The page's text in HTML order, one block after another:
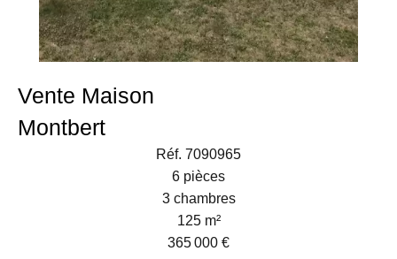
Vente Maison
Montbert
Réf. 7090965
6 pièces
3 chambres
125 m²
365 000 €